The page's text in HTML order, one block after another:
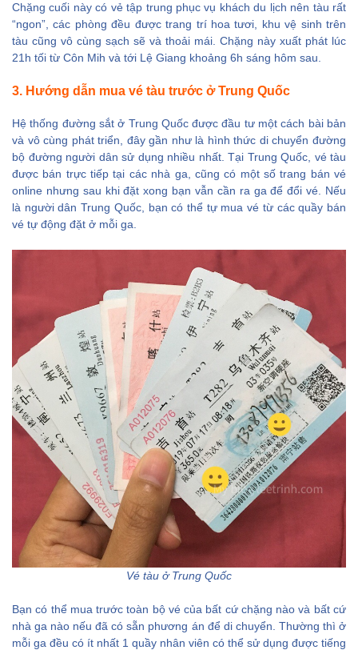
Chặng cuối này có vẻ tập trung phục vụ khách du lịch nên tàu rất
“ngon”, các phòng đều được trang trí hoa tươi, khu vệ sinh trên
tàu cũng vô cùng sạch sẽ và thoải mái. Chặng này xuất phát lúc
21h tối từ Côn Mih và tới Lệ Giang khoảng 6h sáng hôm sau.
3. Hướng dẫn mua vé tàu trước ở Trung Quốc
Hệ thống đường sắt ở Trung Quốc được đầu tư một cách bài bản
và vô cùng phát triển, đây gần như là hình thức di chuyển đường
bộ đường người dân sử dụng nhiều nhất. Tại Trung Quốc, vé tàu
được bán trực tiếp tại các nhà ga, cũng có một số trang bán vé
online nhưng sau khi đặt xong bạn vẫn cần ra ga để đổi vé. Nếu
là người dân Trung Quốc, bạn có thể tự mua vé từ các quầy bán
vé tự động đặt ở mỗi ga.
Vé tàu ở Trung Quốc
Bạn có thể mua trước toàn bộ vé của bất cứ chặng nào và bất cứ
nhà ga nào nếu đã có sẵn phương án để di chuyển. Thường thì ở
mỗi ga đều có ít nhất 1 quầy nhân viên có thể sử dụng được tiếng